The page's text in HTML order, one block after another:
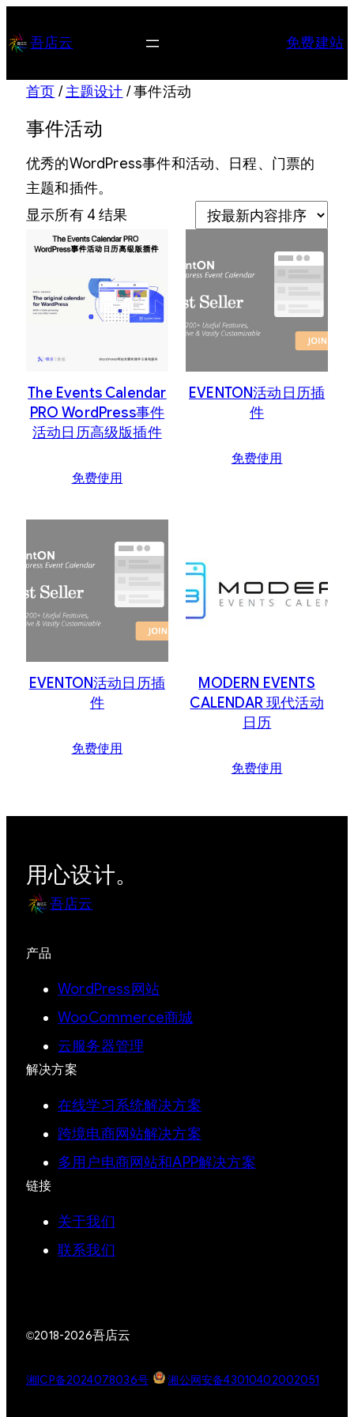
至 吾店云 免费建站
首页 /主题设计 / 事件活动
事件活动
优秀的WordPress事件和活动、日程、门票的
主题和插件。
显示所有 4 结果
最
内
容
序
The Events Calendar
PRO WordPress事件
活动日历高级版插件
免费使用
EVENTON活动日历插
件
免费使用
EVENTON活动日历插
件
免费使用
MODERN EVENTS
CALENDAR 现代活动
日历
免费使用
用心设计。
吾店云
产品
WordPress网站
WooCommerce商城
云服务器管理
解决方案
在线学习系统解决方案
跨境电商网站解决方案
多用户电商网站和APP解决方案
链接
关于我们
联系我们
©2018-2026吾店云
湘ICP备2024078036号 湘公网安备43010402002051